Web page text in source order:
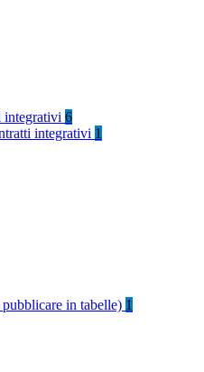
integrativi 6
integrativi 1
in tabelle) 1